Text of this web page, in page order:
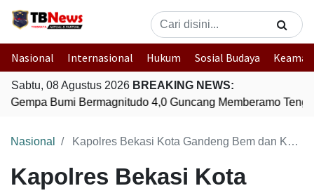
Nasional Internasional Hukum Sosial Budaya
Sabtu, 08 Agustus 2026 BREAKING NEWS:
Gempa Bumi Bermagnitudo 4,0 Guncang Memberamo
Nasional Kapolres Bekasi Kota Gandeng Bem dan Kodim, Bagikan Paket Sembako Kepada Masyarakat
Kapolres Bekasi Kota